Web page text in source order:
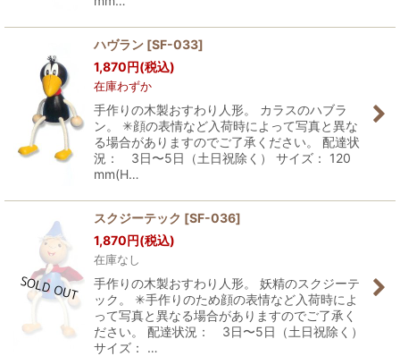
ハヴラン [SF-033]
1,870円(税込)
在庫わずか
手作りの木製おすわり人形。 カラスのハブラ
ン。 ✳︎顔の表情など入荷時によって写真と異な
る場合がありますのでご了承ください。 配達状
況： 3日〜5日（土日祝除く） サイズ： 120
mm(H…
スクジーテック [SF-036]
1,870円(税込)
在庫なし
手作りの木製おすわり人形。 妖精のスクジーテ
ック。 ✳︎手作りのため顔の表情など入荷時によ
って写真と異なる場合がありますのでご了承く
ださい。 配達状況： 3日〜5日（土日祝除く）
サイズ： …